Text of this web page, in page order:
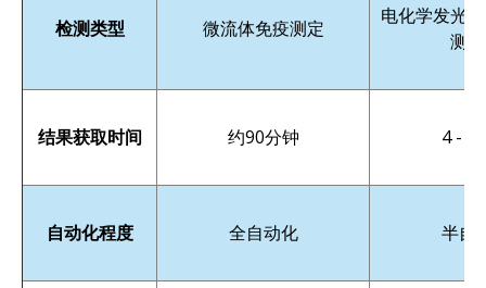
检测类型 微流体免疫测定
电化学发光
测
结果获取时间 约90分钟 4 - 6
自动化程度 全自动化 半自